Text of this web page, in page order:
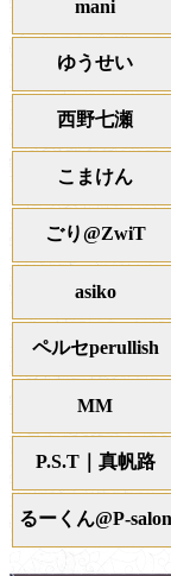
mani
ゆうせい
西野七瀬
こまけん
ごり@ZwiT
asiko
ペルセperullish
MM
P.S.T｜真帆路
るーくん@P-salon